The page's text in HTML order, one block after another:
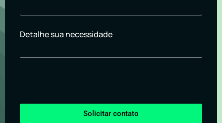
Detalhe sua necessidade
Solicitar contato